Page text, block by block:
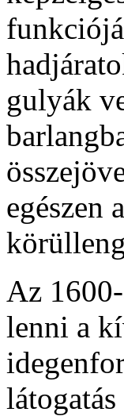
gulyák
egészen
Az
lenni a